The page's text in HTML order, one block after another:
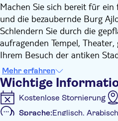
Machen Sie sich bereit für
und die bezaubernde Burg
Schlendern Sie durch die
aufragenden Tempel,
Ihrem Besuch der antiken
Rabad) ist ein
erbaut, um die Eisenminen
beherrschte die drei
Syrien.
Sie reisen in einem
Mehr erfahren
Wichtige
Kostenlose Stornierung
Sprache:Englisch, Arabisch